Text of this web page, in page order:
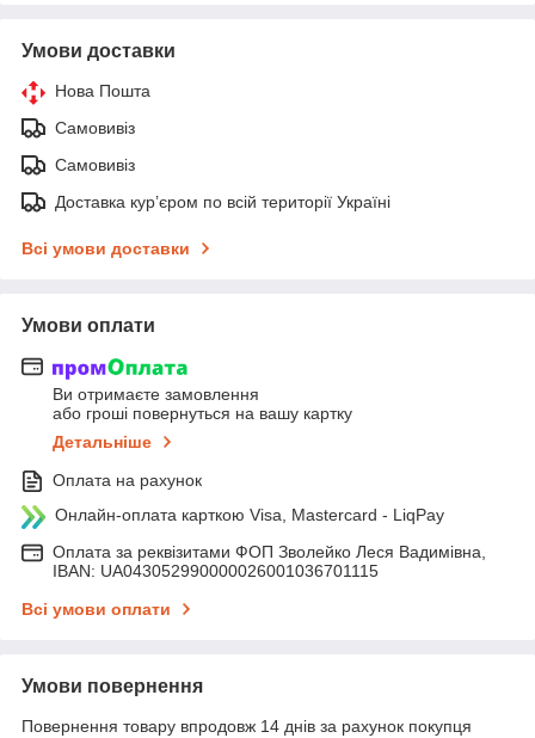
Умови доставки
Нова Пошта
Самовивіз
Самовивіз
Доставка кур’єром по всій території Україні
Всі умови доставки
Умови оплати
Ви отримаєте замовлення
або гроші повернуться на вашу картку
Детальніше
Оплата на рахунок
Онлайн-оплата карткою Visa, Mastercard - LiqPay
Оплата за реквізитами ФОП Зволейко Леся Вадимівна,
IBAN: UA043052990000026001036701115
Всі умови оплати
Умови повернення
Повернення товару впродовж 14 днів за рахунок покупця